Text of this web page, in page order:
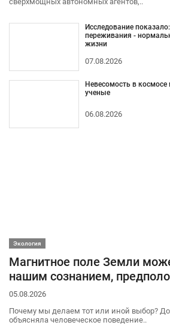
Исследование
переживания -
жизни
07.08.2026
Невесомость в космосе
ученые
06.08.2026
Экология
Магнитное поле Земли
нашим сознанием,
05.08.2026
Почему мы делаем тот или иной выбор?
объясняла человеческое поведение..